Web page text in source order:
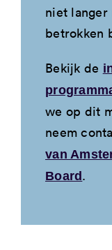
niet langer
betrokken
Bekijk de
we op dit
neem
van
Board.